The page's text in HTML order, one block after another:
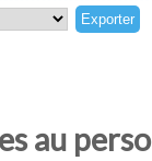
au